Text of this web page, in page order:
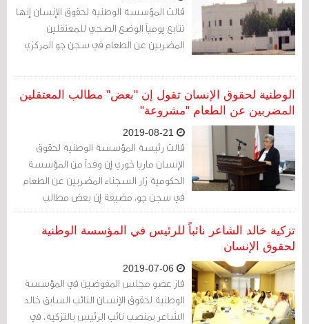
قالت المؤسسة الوطنية لحقوق الإنسان إنها
تتابع يومياً الوضع الصحي للمعتقلين
المضربين عن الطعام في سجن جو المركزي
الوطنية لحقوق الإنسان تقول إن "بعض" مطالب المعتقلين
المضربين عن الطعام "مشروعة"
قالت رئيسة المؤسسة الوطنية لحقوق
الإنسان ماريا خوري إن وفداً من المؤسسة
الحكومية زار السجناء المضربين عن الطعام
في سجن جو، مضيفة إن بعض مطالب
المضربين "مشروعة"
تزكية خالد الشاعر نائباً للرئيس في المؤسسة الوطنية
لحقوق الإنسان
فاز عضو مجلس المفوضين في المؤسسة
الوطنية لحقوق الإنسان النائب السابق خالد
الشاعر بمنصب نائب الرئيس بالتزكية، في